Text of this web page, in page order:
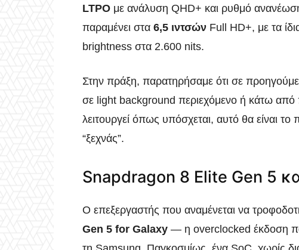
LTPO με ανάλυση QHD+ και ρυθμό
παραμένει στα 6,5 ιντσών Full HD+, με τα
brightness στα 2.600 nits.
Στην πράξη, παρατηρήσαμε ότι σε
σε light background περιεχόμενο ή κάτω
λειτουργεί όπως υπόσχεται, αυτό θα είναι
“ξεχνάς”.
Snapdragon 8 Elite Gen 5
Ο επεξεργαστής που αναμένεται να
Gen 5 for Galaxy — η overclocked έκδοση